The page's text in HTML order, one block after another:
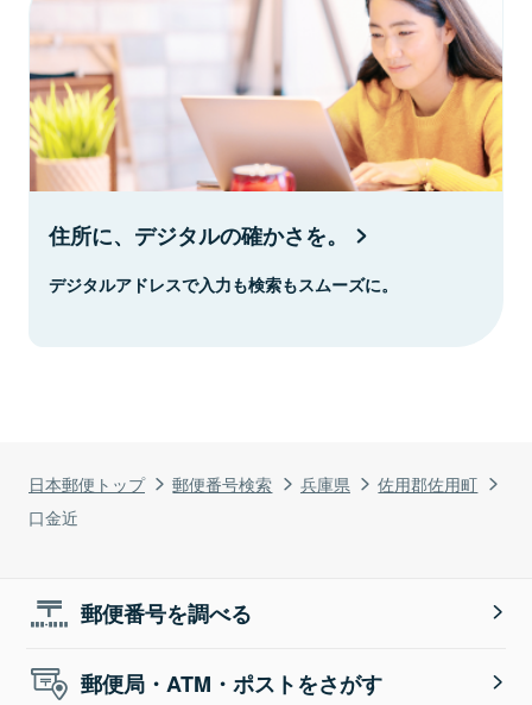
日本郵便トップ 郵便番号検索 兵庫県
佐用郡佐用町
口金近
住所に、デジタルの確かさを。
デジタルアドレスで入力も検索もスムーズに。
郵便番号を調べる
郵便局・ATM・ポストをさがす